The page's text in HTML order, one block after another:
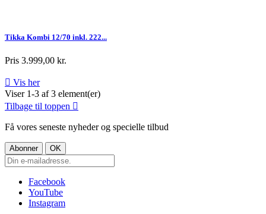
Tikka Kombi 12/70 inkl. 222...
Pris 3.999,00 kr.
 Vis her
Viser 1-3 af 3 element(er)
Tilbage til toppen 
Få vores seneste nyheder og specielle tilbud
Facebook
YouTube
Instagram